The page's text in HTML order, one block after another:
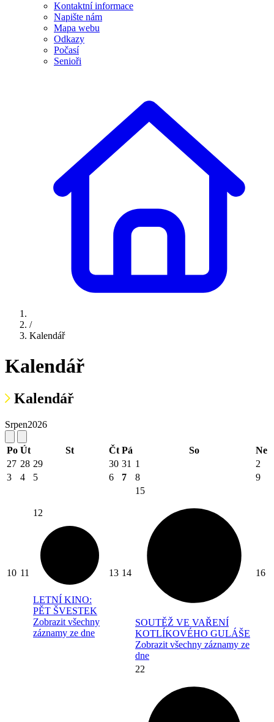
Kontaktní informace
Napište nám
Mapa webu
Odkazy
Počasí
Senioři
/
Kalendář
Kalendář
Kalendář
Srpen2026
Po Út St Čt Pá So
Ne
27 28 29 30 31 1
2
3
4 5 6 7 8 9
10 11
12
LETNÍ KINO:
PĚT ŠVESTEK
Zobrazit všechny
záznamy ze dne
13 14
15
SOUTĚŽ VE VAŘENÍ
KOTLÍKOVÉHO GULÁŠE
Zobrazit všechny záznamy ze
dne
16
22